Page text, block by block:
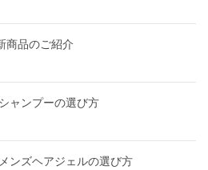
商品のご紹介
ャンプーの選び方
ンズヘアジェルの選び方